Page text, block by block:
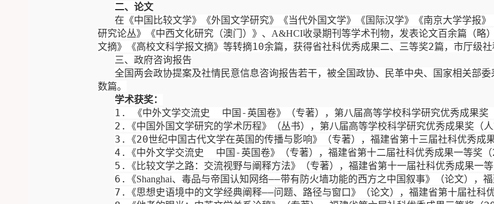
二、论文
在《中国比较文学》
《外国文学研究》 《当代外国文学》《国际汉学》《南京大学学报》
研究论丛》《中西文化研究 （澳门） 》、 A&HCI收录期刊等学术刊物，发表论文百余篇（略）
文摘》 《高校文科学报文摘》等转摘10余篇， 获得省社科优秀成果二、三等奖2篇， 市厅级社
三、政府咨询报告
全国两会政协提案及社情民意信息咨询报告若干， 被全国政协、民革中央、 国家相关部委
数篇。
学术获奖：
1.
《中外文学交流史 中国 - 英国卷》（专著） ，第八届高等学校科学研究优秀成果奖
2.
《中国外国文学研究的学术历程》（丛书）， 第八届高等学校科学研究优秀成果奖（
3.
《20世纪中国古代文学在英国的传播与影响》（专著），福建省第十三届社科优秀成
4 . 《中外文学交流史 中国 - 英国卷》（专著），福建省第十二届社科优秀成果一等奖（
5 . 《比较文学之路：交流视野与阐释方法》（专著），福建省第十一届社科优秀成果一
6 . 《Shanghai、毒品与帝国认知网络——带有防火墙功能的西方之中国叙事》（论文），
7 . 《思想史语境中的文学经典阐释——问题、路径与窗口》（论文），福建省第十届社科